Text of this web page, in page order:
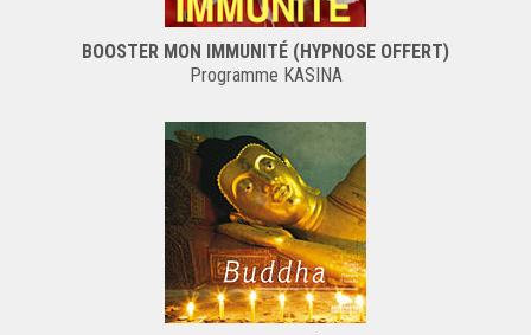
BOOSTER MON IMMUNITÉ (HYPNOSE OFFERT)
Programme KASINA